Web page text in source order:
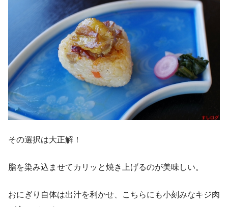
その選択は大正解！
脂を染み込ませてカリッと焼き上げるのが美味しい。
おにぎり自体は出汁を利かせ、こちらにも小刻みなキジ肉